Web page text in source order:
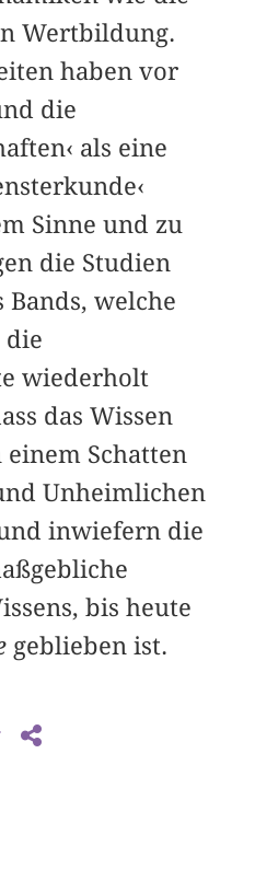
Wertbildung.
haben vor
die
als eine
Sinne und zu
die Studien
Bands, welche
die
wiederholt
das Wissen
Schatten
Unheimlichen
inwiefern die
bis heute
geblieben ist.